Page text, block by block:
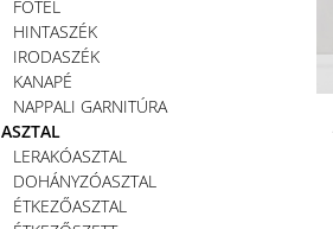
FOTEL
HINTASZÉK
IRODASZÉK
KANAPÉ
NAPPALI GARNITÚRA
ASZTAL
LERAKÓASZTAL
DOHÁNYZÓASZTAL
ÉTKEZŐASZTAL